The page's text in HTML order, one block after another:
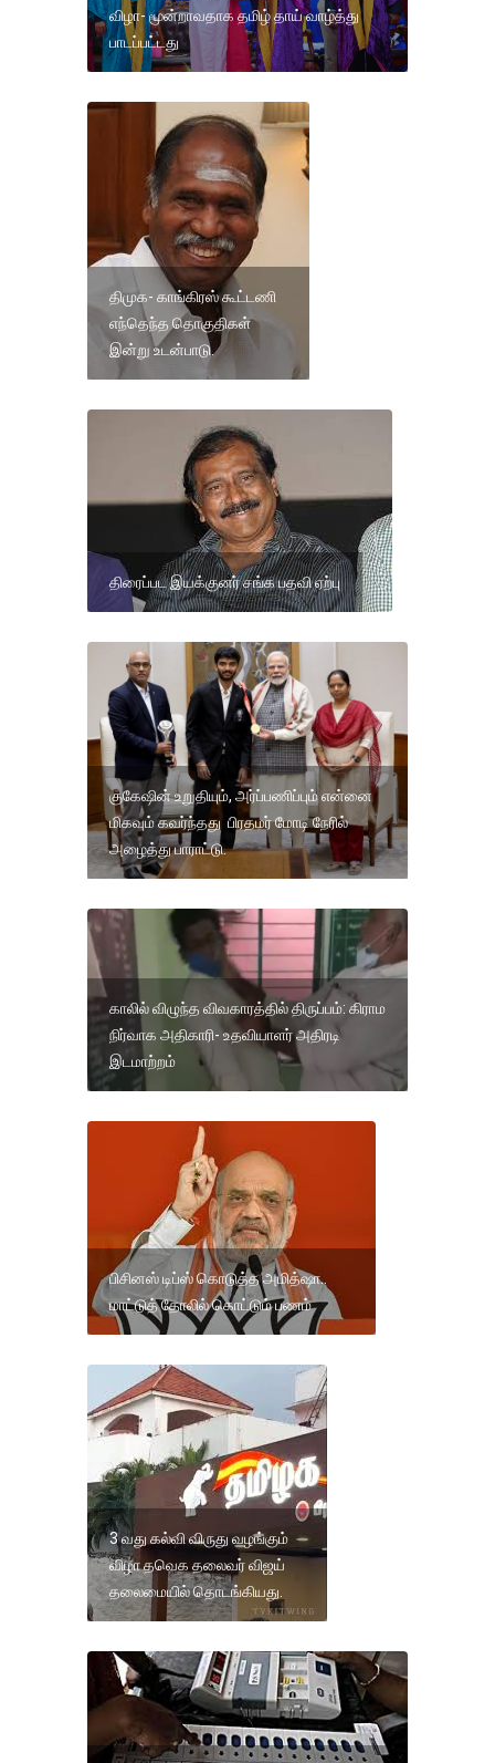
விழா- மூன்றாவதாக தமிழ் தாய் வாழ்த்து
பாடப்பட்டது
திமுக- காங்கிரஸ் கூட்டணி
எந்தெந்த தொகுதிகள்
இன்று உடன்பாடு.
திரைப்பட இயக்குனர் சங்க பதவி ஏற்பு
குகேஷின் உறுதியும், அர்ப்பணிப்பும் என்னை
மிகவும் கவர்ந்தது பிரதமர் மோடி நேரில்
அழைத்து பாராட்டு.
காலில் விழுந்த விவகாரத்தில் திருப்பம்: கிராம
நிர்வாக அதிகாரி- உதவியாளர் அதிரடி
இடமாற்றம்
பிசினஸ் டிப்ஸ் கொடுத்த அமித்ஷா..
மாட்டுத் தோலில் கொட்டும் பணம்
3 வது கல்வி விருது வழங்கும்
விழா தவெக தலைவர் விஜய்
தலைமையில் தொடங்கியது.